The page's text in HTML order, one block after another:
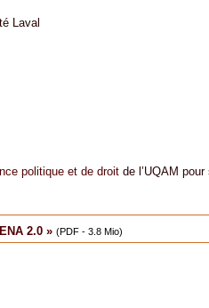
Laval
politique et de droitde l’UQAM
2.0 » (PDF - 3.8 Mio)